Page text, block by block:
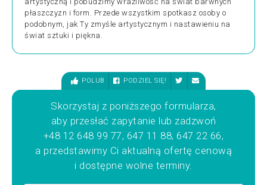
płaszczyzn i form. Przede wszystkim spotkasz osoby o
podobnym, jak Ty zmyśle artystycznym i nastawieniu na
świat sztuki i piękna.
POLUB PODZIEL SIĘ!
Skorzystaj z poniższego formularza,
aby przesłać zapytanie lub zadzwoń
+48 12 648 99 77, 647 11 88, 647 22 66,
a przedstawimy Ci aktualną ofertę cenową
i dostępne wolne terminy.